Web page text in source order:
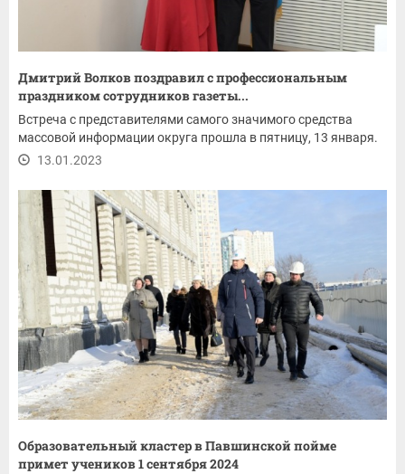
Дмитрий Волков поздравил с профессиональным
праздником сотрудников газеты...
Встреча с представителями самого значимого средства
массовой информации округа прошла в пятницу, 13 января.
13.01.2023
Образовательный кластер в Павшинской пойме
примет учеников 1 сентября 2024